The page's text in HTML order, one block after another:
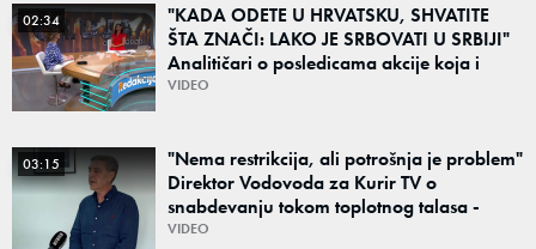
02:34
"KADA ODETE U HRVATSKU, SHVATITE
ŠTA ZNAČI: LAKO JE SRBOVATI U SRBIJI"
Analitičari o posledicama akcije koja i
danas deli region: "To su teške i bolne
VIDEO
03:15
"Nema restrikcija, ali potrošnja je problem"
Direktor Vodovoda za Kurir TV o
snabdevanju tokom toplotnog talasa -
Poznato kakva je situacija sa vodom
VIDEO